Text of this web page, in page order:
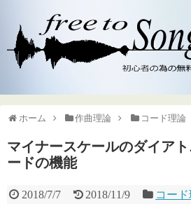
ホーム 作曲理論 コード理論
マイナースケールのダイア
ードの機能
2018/7/7 2018/11/9 コー